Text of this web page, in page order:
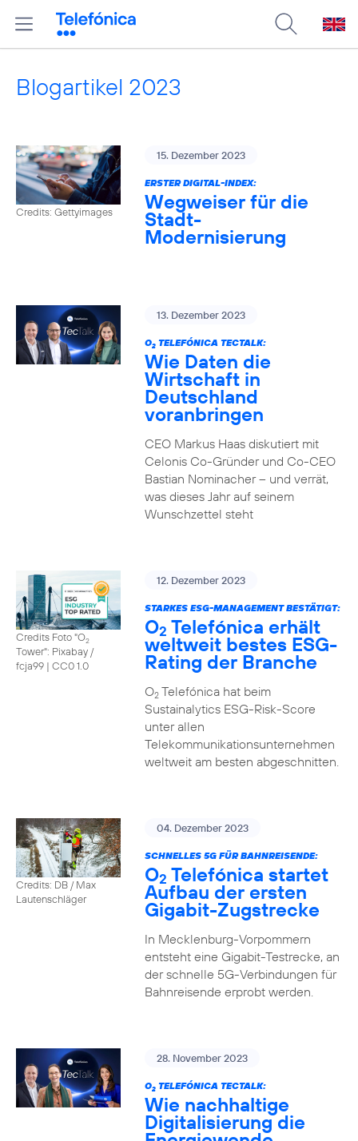
Blogartikel 2023
Credits: Gettyimages
15. Dezember 2023
ERSTER DIGITAL-INDEX:
Wegweiser für die
Stadt-
Modernisierung
13. Dezember 2023
O2TELEFÓNICA TECTALK:
Wie Daten die
Wirtschaft in
Deutschland
voranbringen
CEO Markus Haas diskutiert mit
Celonis Co-Gründer und Co-CEO
Bastian Nominacher – und verrät,
was dieses Jahr auf seinem
Wunschzettel steht
Credits Foto "O2
Tower": Pixabay /
fcja99 | CC0 1.0
12. Dezember 2023
STARKES ESG-MANAGEMENT BESTÄTIGT:
O2 Telefónica erhält
weltweit bestes ESG-
Rating der Branche
O2Telefónica hat beim
Sustainalytics ESG-Risk-Score
unter allen
Telekommunikationsunternehmen
weltweit am besten abgeschnitten.
Credits: DB / Max
Lautenschläger
04. Dezember 2023
SCHNELLES 5G FÜR BAHNREISENDE:
O2 Telefónica startet
Aufbau der ersten
Gigabit-Zugstrecke
In Mecklenburg-Vorpommern
entsteht eine Gigabit-Testrecke, an
der schnelle 5G-Verbindungen für
Bahnreisende erprobt werden.
28. November 2023
O2TELEFÓNICA TECTALK:
Wie nachhaltige
Digitalisierung die